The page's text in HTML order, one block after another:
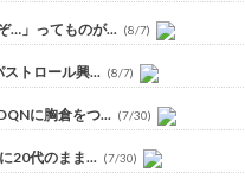
…」ってものが... (8/7)
トロール興... (8/7)
に胸倉をつ... (7/30)
20代のまま... (7/30)